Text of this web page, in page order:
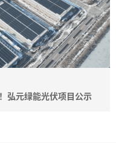
弘元绿能光伏项目公示